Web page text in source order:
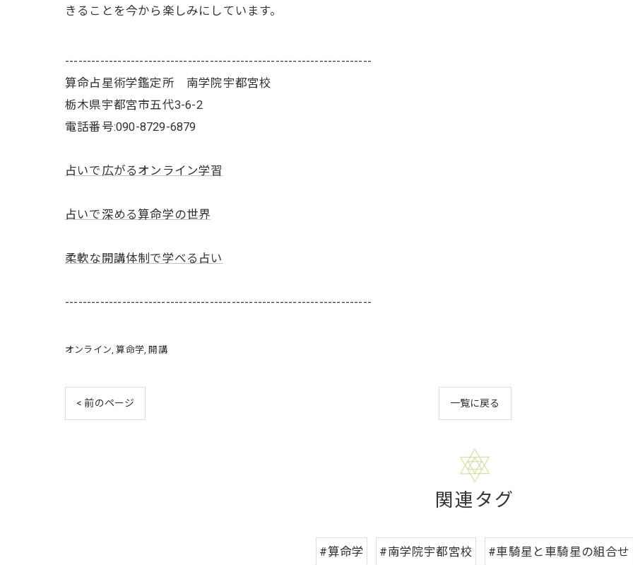
きることを今から楽しみにしています。
----------------------------------------------------------------------
算命占星術学鑑定所 南学院宇都宮校
栃木県宇都宮市五代3-6-2
電話番号:090-8729-6879
占いで広がるオンライン学習
占いで深める算命学の世界
柔軟な開講体制で学べる占い
----------------------------------------------------------------------
オンライン 算命学 開講
< 前のページ 一覧に戻る
関連タグ
#算命学 #南学院宇都宮校 #車騎星と車騎星の組合せ